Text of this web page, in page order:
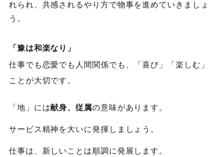
れられ、共感されるやり方で物事を進めていきましょ
う。
「豫は和楽なり」
仕事でも恋愛でも人間関係でも、「喜び」「楽しむ」
ことが大切です。
「地」には献身、従属の意味があります。
サービス精神を大いに発揮しましょう。
仕事は、新しいことは順調に発展します。